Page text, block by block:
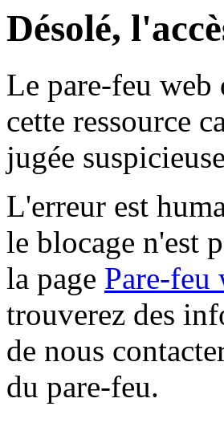
Désolé,
Le pare-feu web
cette ressource
jugée
L'erreur est
le blocage n'est
la page Pare-feu
trouverez des
de nous
du pare-feu.